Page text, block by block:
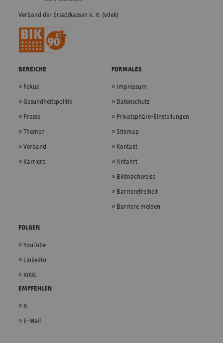
Verband der Ersatzkassen e. V. (vdek)
BEREICHE
Fokus
Gesundheitspolitik
Presse
Themen
Verband
Karriere
FORMALES
Impressum
Datenschutz
Privatsphäre-Einstellungen
Sitemap
Kontakt
Anfahrt
Bildnachweise
Barrierefreiheit
Barriere melden
FOLGEN
YouTube
LinkedIn
XING
EMPFEHLEN
X
E-Mail